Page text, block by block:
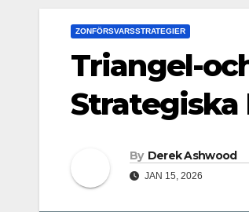
ZONFÖRSVARSSTRATEGIER
Triangel-
Strategiska
By Derek Ashwood
JAN 15, 2026